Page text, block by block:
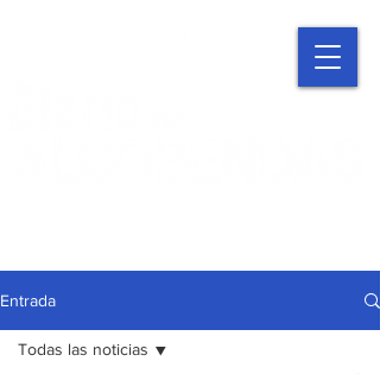
Entrada
Todas las noticias